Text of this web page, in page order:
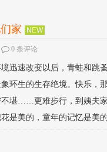
家 NEW
0 条评论
迅速改变以后，青蛙和跳
环生的生存绝境。快乐
堪……更难步行，到姨夫
是美的，童年的记忆是美